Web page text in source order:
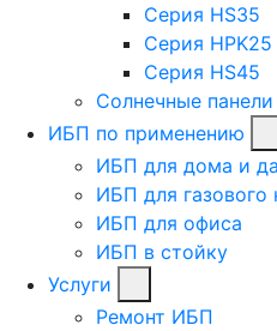
Серия HS35
Серия HPK25
Серия HS45
Солнечные панели
ИБП по применению
ИБП для дома и
ИБП для газового
ИБП для офиса
ИБП в стойку
Услуги
Ремонт ИБП